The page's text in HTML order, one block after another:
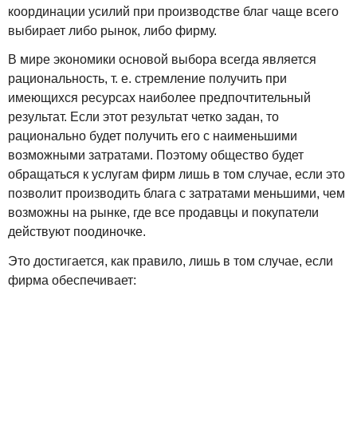
координации усилий при производстве благ чаще всего
выбирает либо рынок, либо фирму.
В мире экономики основой выбора всегда является
рациональность, т. е. стремление получить при
имеющихся ресурсах наиболее предпочтительный
результат. Если этот результат четко задан, то
рационально будет получить его с наименьшими
возможными затратами. Поэтому общество будет
обращаться к услугам фирм лишь в том случае, если это
позволит производить блага с затратами меньшими, чем
возможны на рынке, где все продавцы и покупатели
действуют поодиночке.
Это достигается, как правило, лишь в том случае, если
фирма обеспечивает: